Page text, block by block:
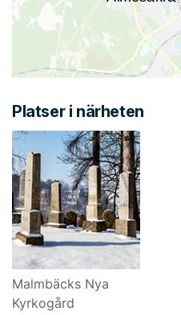
Platser i närheten
Malmbäcks Nya
Kyrkogård